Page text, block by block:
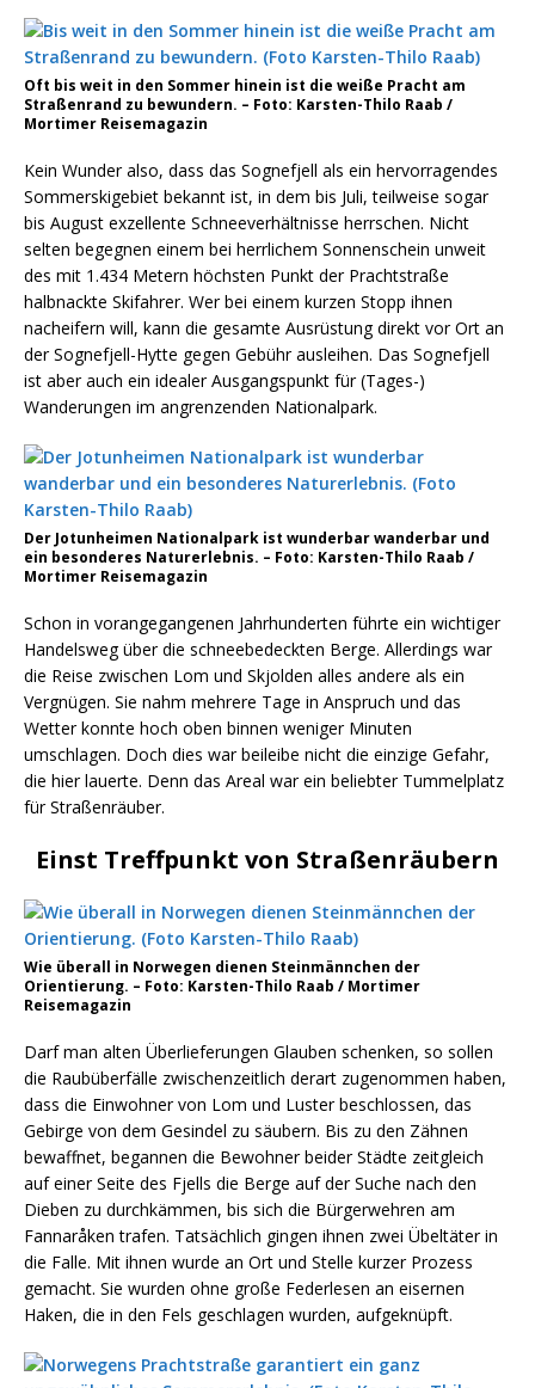
Oft bis weit in den Sommer hinein ist die weiße Pracht am
Straßenrand zu bewundern. – Foto: Karsten-Thilo Raab /
Mortimer Reisemagazin
Kein Wunder also, dass das Sognefjell als ein hervorragendes
Sommerskigebiet bekannt ist, in dem bis Juli, teilweise sogar
bis August exzellente Schneeverhältnisse herrschen. Nicht
selten begegnen einem bei herrlichem Sonnenschein unweit
des mit 1.434 Metern höchsten Punkt der Prachtstraße
halbnackte Skifahrer. Wer bei einem kurzen Stopp ihnen
nacheifern will, kann die gesamte Ausrüstung direkt vor Ort an
der Sognefjell-Hytte gegen Gebühr ausleihen. Das Sognefjell
ist aber auch ein idealer Ausgangspunkt für (Tages-)
Wanderungen im angrenzenden Nationalpark.
Der Jotunheimen Nationalpark ist wunderbar wanderbar und
ein besonderes Naturerlebnis. – Foto: Karsten-Thilo Raab /
Mortimer Reisemagazin
Schon in vorangegangenen Jahrhunderten führte ein wichtiger
Handelsweg über die schneebedeckten Berge. Allerdings war
die Reise zwischen Lom und Skjolden alles andere als ein
Vergnügen. Sie nahm mehrere Tage in Anspruch und das
Wetter konnte hoch oben binnen weniger Minuten
umschlagen. Doch dies war beileibe nicht die einzige Gefahr,
die hier lauerte. Denn das Areal war ein beliebter Tummelplatz
für Straßenräuber.
Einst Treffpunkt von Straßenräubern
Wie überall in Norwegen dienen Steinmännchen der
Orientierung. – Foto: Karsten-Thilo Raab / Mortimer
Reisemagazin
Darf man alten Überlieferungen Glauben schenken, so sollen
die Raubüberfälle zwischenzeitlich derart zugenommen haben,
dass die Einwohner von Lom und Luster beschlossen, das
Gebirge von dem Gesindel zu säubern. Bis zu den Zähnen
bewaffnet, begannen die Bewohner beider Städte zeitgleich
auf einer Seite des Fjells die Berge auf der Suche nach den
Dieben zu durchkämmen, bis sich die Bürgerwehren am
Fannaråken trafen. Tatsächlich gingen ihnen zwei Übeltäter in
die Falle. Mit ihnen wurde an Ort und Stelle kurzer Prozess
gemacht. Sie wurden ohne große Federlesen an eisernen
Haken, die in den Fels geschlagen wurden, aufgeknüpft.